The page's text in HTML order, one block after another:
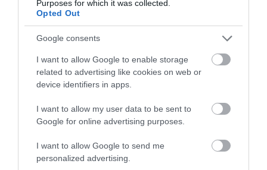
Purposes for which it was collected.
Opted Out
Google consents
I want to allow Google to enable storage
related to advertising like cookies on web or
device identifiers in apps.
I want to allow my user data to be sent to
Google for online advertising purposes.
I want to allow Google to send me
personalized advertising.